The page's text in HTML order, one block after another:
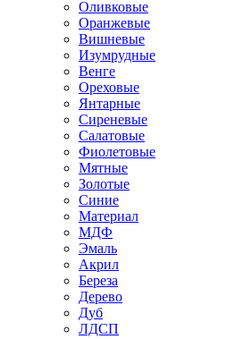
Оливковые
Оранжевые
Вишневые
Изумрудные
Венге
Ореховые
Янтарные
Сиреневые
Салатовые
Фиолетовые
Мятные
Золотые
Синие
Материал
МДФ
Эмаль
Акрил
Береза
Дерево
Дуб
ЛДСП